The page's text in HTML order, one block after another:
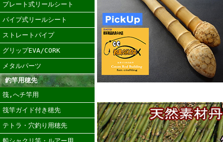
プレート式リールシート
パイプ式リールシート
ストレートパイプ
グリップEVA/CORK
メタルパーツ
釣竿用穂先
筏,へチ竿用
筏竿ガイド付き穂先
テトラ・穴釣り用穂先